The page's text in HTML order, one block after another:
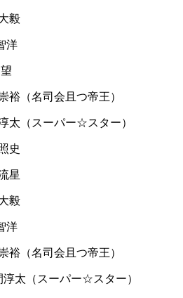
毅
洋
裕（名司会且つ帝王）
太（スーパー☆スター）
史
星
毅
洋
裕（名司会且つ帝王）
淳太（スーパー☆スター）